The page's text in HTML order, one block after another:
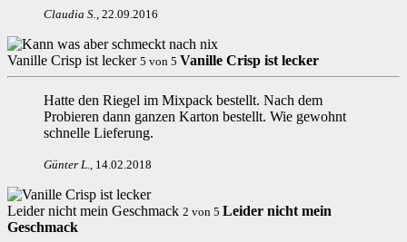
Claudia S., 22.09.2016
Vanille Crisp ist lecker 5 von 5 Vanille Crisp ist lecker
Hatte den Riegel im Mixpack bestellt. Nach dem
Probieren dann ganzen Karton bestellt. Wie gewohnt
schnelle Lieferung.
Günter L., 14.02.2018
Leider nicht mein Geschmack 2 von 5 Leider nicht mein
Geschmack